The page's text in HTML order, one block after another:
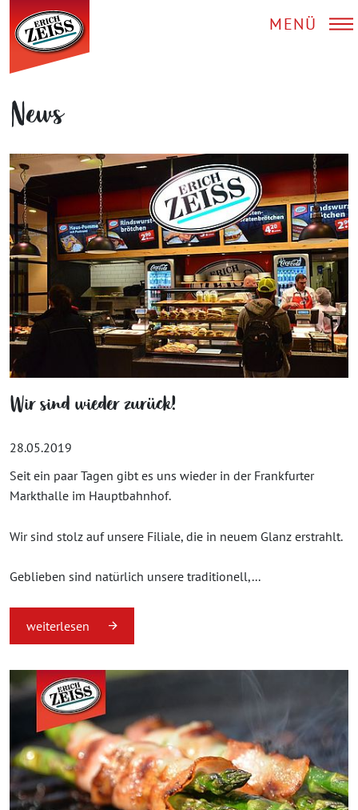
MENÜ
News
Wir sind wieder zurück!
28.05.2019
Seit ein paar Tagen gibt es uns wieder in der Frankfurter
Markthalle im Hauptbahnhof.
Wir sind stolz auf unsere Filiale, die in neuem Glanz erstrahlt.
Geblieben sind natürlich unsere traditionell,...
weiterlesen